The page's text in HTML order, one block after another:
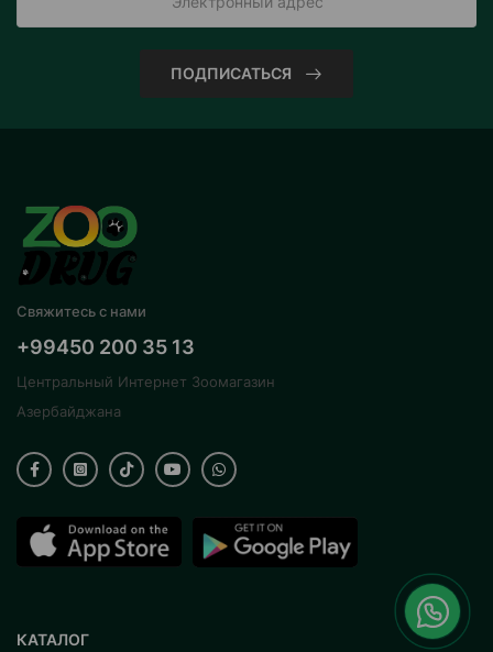
ПОДПИСАТЬСЯ
Свяжитесь с нами
+99450 200 35 13
Центральный Интернет Зоомагазин
Азербайджана
КАТАЛОГ